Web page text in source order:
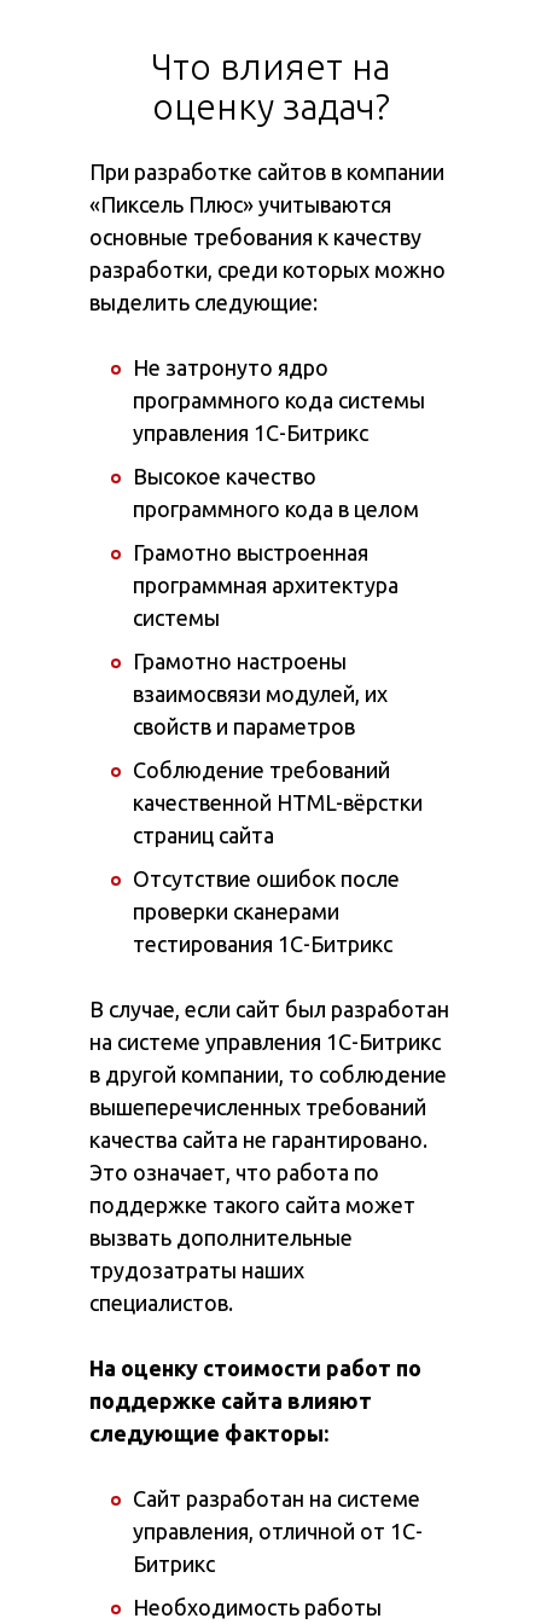
Что влияет на
оценку задач?
При разработке сайтов в компании
«Пиксель Плюс» учитываются
основные требования к качеству
разработки, среди которых можно
выделить следующие:
Не затронуто ядро
программного кода системы
управления 1С-Битрикс
Высокое качество
программного кода в целом
Грамотно выстроенная
программная архитектура
системы
Грамотно настроены
взаимосвязи модулей, их
свойств и параметров
Соблюдение требований
качественной HTML-вёрстки
страниц сайта
Отсутствие ошибок после
проверки сканерами
тестирования 1С-Битрикс
В случае, если сайт был разработан
на системе управления 1С-Битрикс
в другой компании, то соблюдение
вышеперечисленных требований
качества сайта не гарантировано.
Это означает, что работа по
поддержке такого сайта может
вызвать дополнительные
трудозатраты наших
специалистов.
На оценку стоимости работ по
поддержке сайта влияют
следующие факторы:
Сайт разработан на системе
управления, отличной от 1С-
Битрикс
Необходимость работы